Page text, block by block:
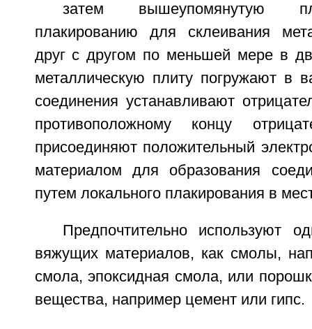
затем вышеупомянутую
плакированию для склеивания
друг с другом по меньшей мере в
металлическую плиту погружают в
соединения устанавливают
противоположному концу
присоединяют положительный
материалом для образования
путем локального плакирования в
Предпочтительно используют
вяжущих материалов, как смолы,
смола, эпоксидная смола, или
вещества, например цемент или гипс.